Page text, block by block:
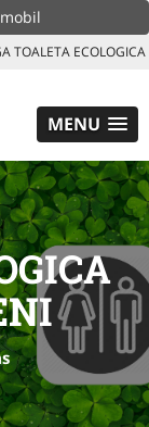
TOALETA ECOLOGICA
MENU